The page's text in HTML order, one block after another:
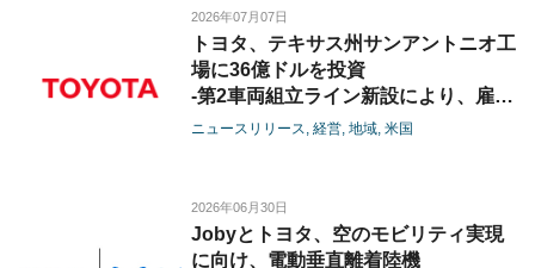
2026年07月07日
トヨタ、テキサス州サンアントニオ工
場に36億ドルを投資
-第2車両組立ライン新設により、雇用
創出と生産能力拡大を推進-
ニュースリリース 経営 地域 米国
2026年06月30日
Jobyとトヨタ、空のモビリティ実現
に向け、電動垂直離着陸機